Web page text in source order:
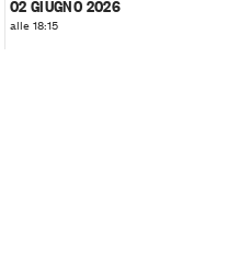
alle 18:15